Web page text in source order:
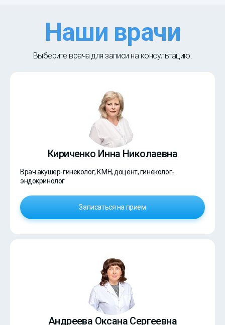
Наши врачи
Выберите врача для записи на консультацию.
Кириченко Инна Николаевна
Врач акушер-гинеколог, КМН, доцент, гинеколог-
эндокринолог
Записаться на прием
Андреева Оксана Сергеевна